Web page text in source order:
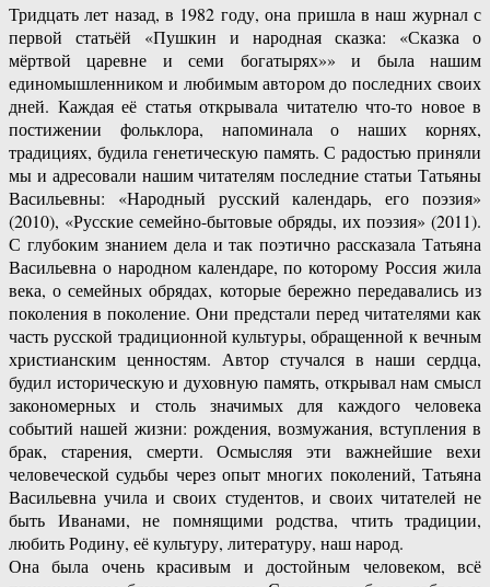
Тридцать лет назад, в 1982 году, она пришла в наш журнал с
первой статьёй «Пушкин и народная сказка: «Сказка о
мёртвой царевне и семи богатырях»» и была нашим
единомышленником и любимым автором до последних своих
дней. Каждая её статья открывала читателю что-то новое в
постижении фольклора, напоминала о наших корнях,
традициях, будила генетическую память. С радостью приняли
мы и адресовали нашим читателям последние статьи Татьяны
Васильевны: «Народный русский календарь, его поэзия»
(2010), «Русские семейно-бытовые обряды, их поэзия» (2011).
С глубоким знанием дела и так поэтично рассказала Татьяна
Васильевна о народном календаре, по которому Россия жила
века, о семейных обрядах, которые бережно передавались из
поколения в поколение. Они предстали перед читателями как
часть русской традиционной культуры, обращенной к вечным
христианским ценностям. Автор стучался в наши сердца,
будил историческую и духовную память, открывал нам смысл
закономерных и столь значимых для каждого человека
событий нашей жизни: рождения, возмужания, вступления в
брак, старения, смерти. Осмысляя эти важнейшие вехи
человеческой судьбы через опыт многих поколений, Татьяна
Васильевна учила и своих студентов, и своих читателей не
быть Иванами, не помнящими родства, чтить традиции,
любить Родину, её культуру, литературу, наш народ.
Она была очень красивым и достойным человеком, всё